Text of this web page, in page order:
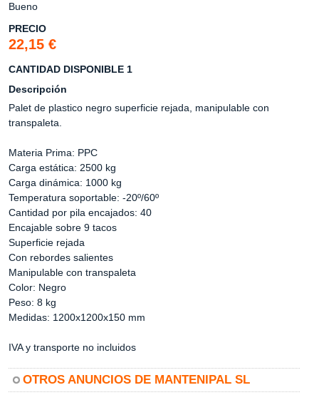
Bueno
PRECIO
22,15 €
CANTIDAD DISPONIBLE 1
Descripción
Palet de plastico negro superficie rejada, manipulable con
transpaleta.
Materia Prima: PPC
Carga estática: 2500 kg
Carga dinámica: 1000 kg
Temperatura soportable: -20º/60º
Cantidad por pila encajados: 40
Encajable sobre 9 tacos
Superficie rejada
Con rebordes salientes
Manipulable con transpaleta
Color: Negro
Peso: 8 kg
Medidas: 1200x1200x150 mm
IVA y transporte no incluidos
OTROS ANUNCIOS DE MANTENIPAL SL